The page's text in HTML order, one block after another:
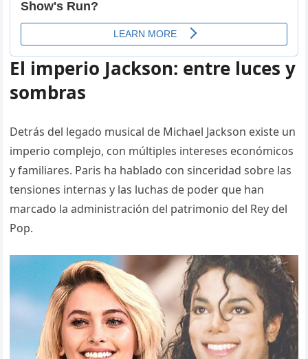
El imperio Jackson: entre luces y
sombras
Detrás del legado musical de Michael Jackson existe un
imperio complejo, con múltiples intereses económicos
y familiares. Paris ha hablado con sinceridad sobre las
tensiones internas y las luchas de poder que han
marcado la administración del patrimonio del Rey del
Pop.